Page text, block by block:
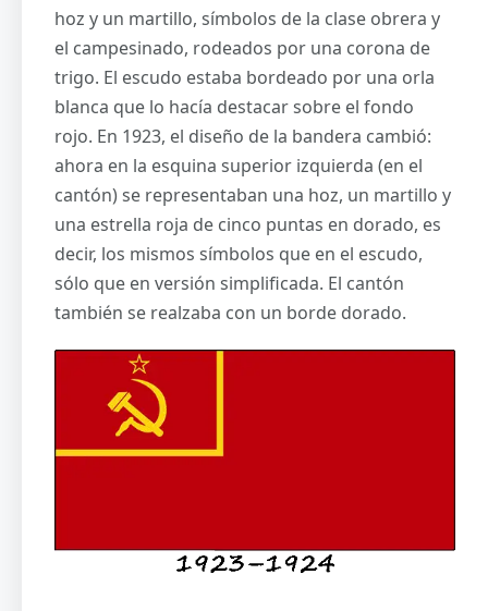
hoz y un martillo, símbolos de la clase obrera y
el campesinado, rodeados por una corona de
trigo. El escudo estaba bordeado por una orla
blanca que lo hacía destacar sobre el fondo
rojo. En 1923, el diseño de la bandera cambió:
ahora en la esquina superior izquierda (en el
cantón) se representaban una hoz, un martillo y
una estrella roja de cinco puntas en dorado, es
decir, los mismos símbolos que en el escudo,
sólo que en versión simplificada. El cantón
también se realzaba con un borde dorado.